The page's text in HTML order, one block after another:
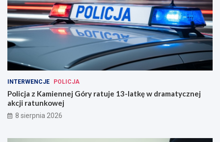
INTERWENCJE POLICJA
Policja z Kamiennej Góry ratuje 13-latkę w dramatycznej
akcji ratunkowej
8 sierpnia 2026